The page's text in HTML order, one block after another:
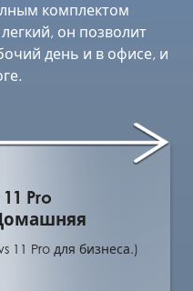
комплектом
он позволит
день и в офисе, и
Pro
11 Pro для бизнеса.)